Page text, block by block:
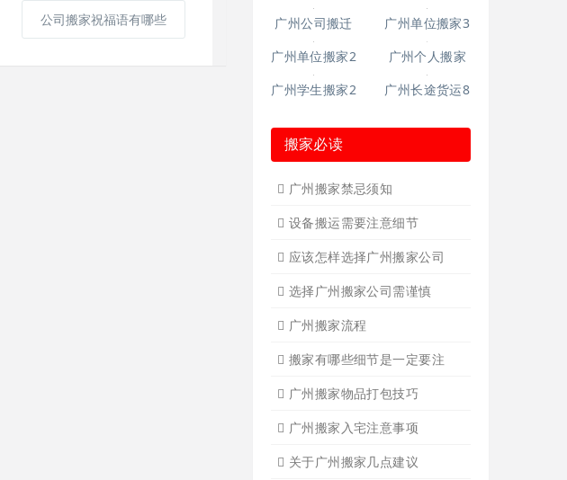
公司搬家祝福语有哪些
广州短途搬家2
广州长途货运
广州长途货运2
广州家具拆装
广州学生搬家
广州写字楼搬
广州钢琴搬运4
广州长途货运7
广州吊装起重
广州公司搬迁
广州单位搬家3
广州单位搬家2
广州个人搬家
广州长途货运8
广州搬家禁忌须知